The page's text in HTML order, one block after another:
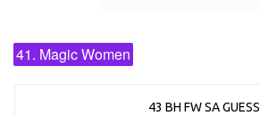
41. Magic Women
43 BH FW SA GUESS